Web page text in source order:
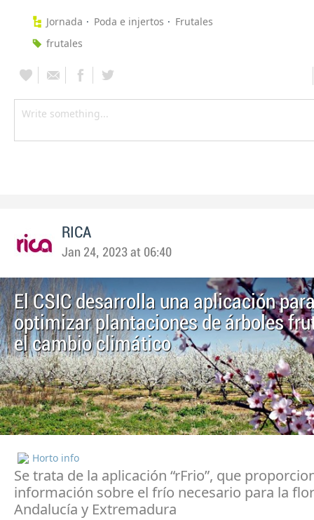
Jornada Poda e injertos
Frutales
frutales
RICA
Jan 24, 2023 at 06:40
El CSIC desarrolla una aplicación
optimizar plantaciones de árboles
el cambio climático
Horto info
Se trata de la aplicación “rFrio”, que
información sobre el frío necesario para la
Andalucía y Extremadura